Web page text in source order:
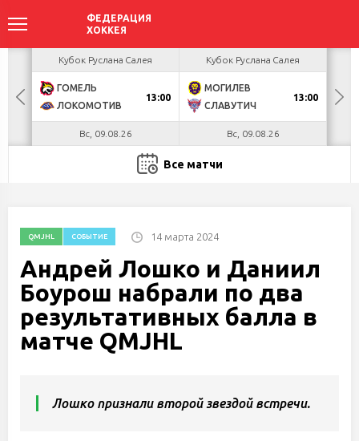
БУЛ
Кубок Руслана Салея
ГОМЕЛЬ
ЛОКОМОТИВ
13:00
Вс, 09.08.26
Кубок Руслана Салея
МОГИЛЕВ
СЛАВУТИЧ
13:00
Вс, 09.08.26
Все матчи
QMJHL СОБЫТИЕ 14 марта 2024
Андрей Лошко и Даниил
Боурош набрали по два
результативных балла в
матче QMJHL
Лошко признали второй звездой встречи.